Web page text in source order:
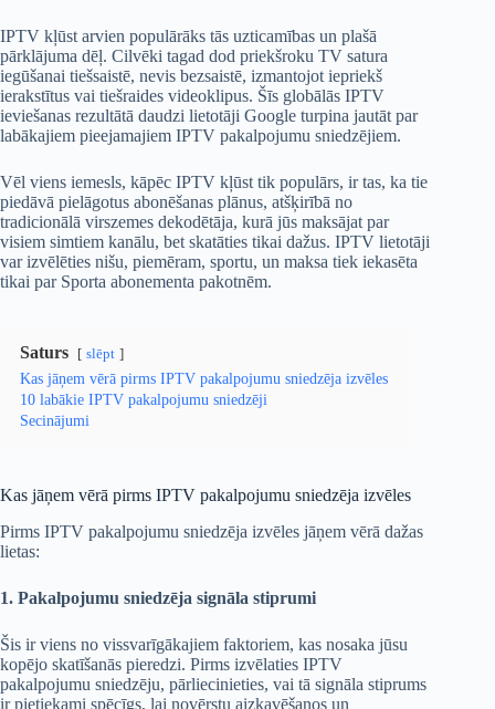
IPTV kļūst arvien populārāks tās uzticamības un plašā
pārklājuma dēļ. Cilvēki tagad dod priekšroku TV satura
iegūšanai tiešsaistē, nevis bezsaistē, izmantojot iepriekš
ierakstītus vai tiešraides videoklipus. Šīs globālās IPTV
ieviešanas rezultātā daudzi lietotāji Google turpina jautāt par
labākajiem pieejamajiem IPTV pakalpojumu sniedzējiem.
Vēl viens iemesls, kāpēc IPTV kļūst tik populārs, ir tas, ka tie
piedāvā pielāgotus abonēšanas plānus, atšķirībā no
tradicionālā virszemes dekodētāja, kurā jūs maksājat par
visiem simtiem kanālu, bet skatāties tikai dažus. IPTV lietotāji
var izvēlēties nišu, piemēram, sportu, un maksa tiek iekasēta
tikai par Sporta abonementa pakotnēm.
Saturs slēpt
Kas jāņem vērā pirms IPTV pakalpojumu sniedzēja izvēles
10 labākie IPTV pakalpojumu sniedzēji
Secinājumi
Kas jāņem vērā pirms IPTV pakalpojumu sniedzēja izvēles
Pirms IPTV pakalpojumu sniedzēja izvēles jāņem vērā dažas
lietas:
1. Pakalpojumu sniedzēja signāla stiprumi
Šis ir viens no vissvarīgākajiem faktoriem, kas nosaka jūsu
kopējo skatīšanās pieredzi. Pirms izvēlaties IPTV
pakalpojumu sniedzēju, pārliecinieties, vai tā signāla stiprums
ir pietiekami spēcīgs, lai novērstu aizkavēšanos un